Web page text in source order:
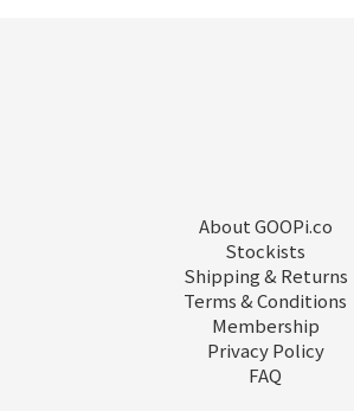
About GOOPi.co
Stockists
Shipping & Returns
Terms & Conditions
Membership
Privacy Policy
FAQ